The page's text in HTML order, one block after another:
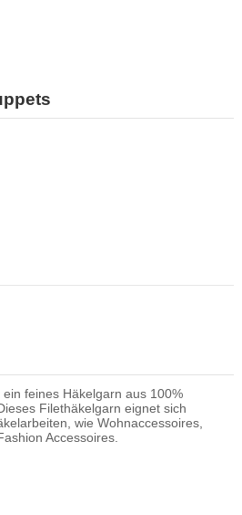
feines Häkelgarn aus 100%
Filethäkelgarn eignet sich
wie Wohnaccessoires,
Accessoires.